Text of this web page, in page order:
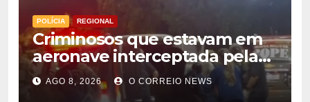
POLÍCIA REGIONAL
Criminosos que estavam em
aeronave interceptada pela
FAB em MS morrem durante
confronto com o Bope
AGO 8, 2026 O CORREIO NEWS